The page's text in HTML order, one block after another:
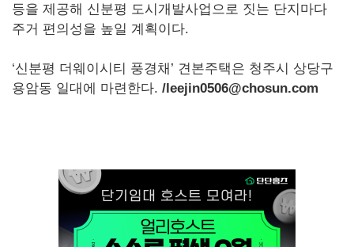
등을 제공해 신분평 도시개발사업으로 짓는 단지마다
주거 편의성을 높일 계획이다.
‘신분평 더웨이시티 풍경채’ 견본주택은 청주시 상당구
용암동 일대에 마련한다. /leejin0506@chosun.com